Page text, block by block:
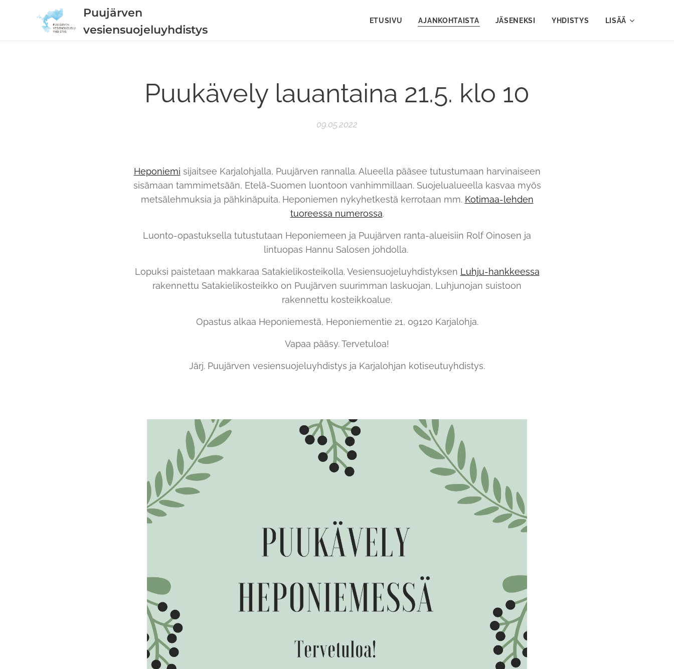
Puujärven
vesiensuojeluyhdistys
ETUSIVU AJANKOHTAISTA JÄSENEKSI YHDISTYS LISÄÄ
Puukävely lauantaina 21.5. klo 10
09.05.2022
Heponiemi sijaitsee Karjalohjalla, Puujärven rannalla. Alueella pääsee tutustumaan harvinaiseen
sisämaan tammimetsään, Etelä-Suomen luontoon vanhimmillaan. Suojelualueella kasvaa myös
metsälehmuksia ja pähkinäpuita. Heponiemen nykyhetkestä kerrotaan mm. Kotimaa-lehden
tuoreessa numerossa.
Luonto-opastuksella tutustutaan Heponiemeen ja Puujärven ranta-alueisiin Rolf Oinosen ja
lintuopas Hannu Salosen johdolla.
Lopuksi paistetaan makkaraa Satakielikosteikolla. Vesiensuojeluyhdistyksen Luhju-hankkeessa
rakennettu Satakielikosteikko on Puujärven suurimman laskuojan, Luhjunojan suistoon
rakennettu kosteikkoalue.
Opastus alkaa Heponiemestä, Heponiementie 21, 09120 Karjalohja.
Vapaa pääsy. Tervetuloa!
Järj. Puujärven vesiensuojeluyhdistys ja Karjalohjan kotiseutuyhdistys.